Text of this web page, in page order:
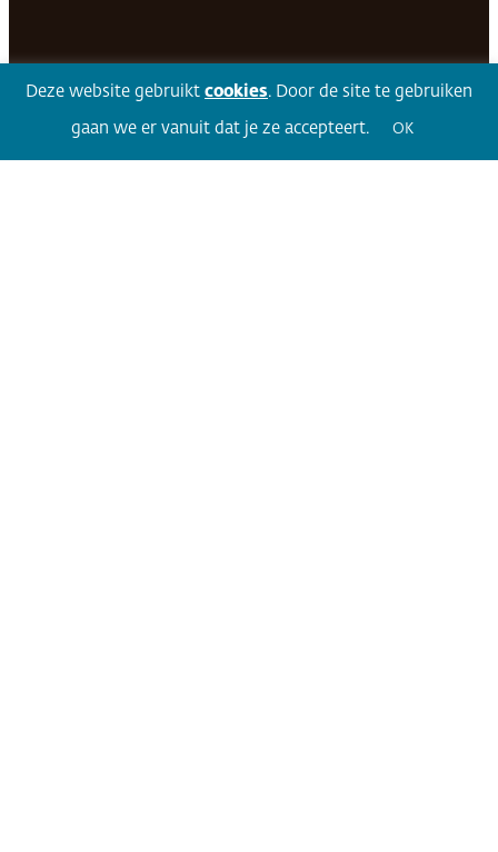
Volg 360Facebook LinkedIn Twitter
Deze website gebruikt cookies. Door de site te gebruiken
gaan we er vanuit dat je ze accepteert. OK